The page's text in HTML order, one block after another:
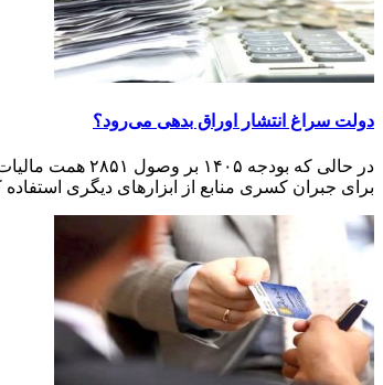
دولت سراغ انتشار اوراق بدهی می‌رود؟
در حالی که
برای جبران کسری منابع از ابزارهای دیگری